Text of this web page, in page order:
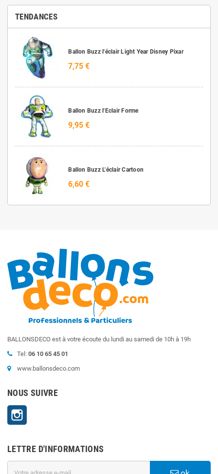
TENDANCES
Ballon Buzz l'éclair Light Year Disney Pixar
7,75 €
Ballon Buzz l'Eclair Forme
9,95 €
Ballon Buzz L'éclair Cartoon
6,60 €
BALLONSDECO est à votre écoute du lundi au samedi de 10h à 19h
Tel: 06 10 65 45 01
www.ballonsdeco.com
NOUS SUIVRE
LETTRE D'INFORMATIONS